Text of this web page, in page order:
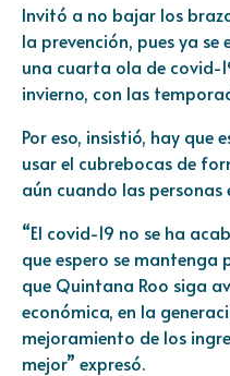
Invitó a no bajar los
la prevención, pues ya
una cuarta ola de covid-
invierno, con las
Por eso, insistió, hay que
usar el cubrebocas de
aún cuando las personas
“El covid-19 no se ha
que espero se mantenga
que Quintana Roo siga
económica, en la
mejoramiento de los
mejor” expresó.